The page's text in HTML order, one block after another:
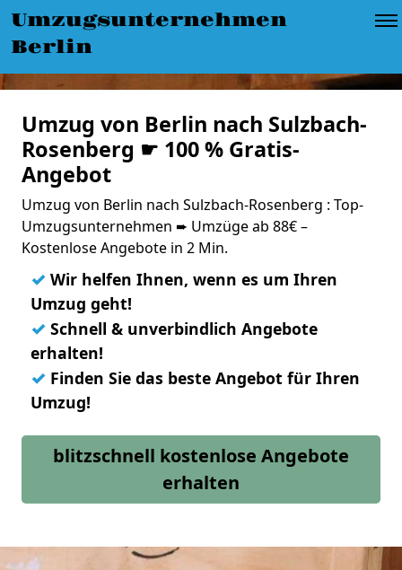
Umzugsunternehmen
Berlin
Umzug von Berlin nach Sulzbach-
Rosenberg ☛ 100 % Gratis-
Angebot
Umzug von Berlin nach Sulzbach-Rosenberg : Top-
Umzugsunternehmen ➨ Umzüge ab 88€ –
Kostenlose Angebote in 2 Min.
✓ Wir helfen Ihnen, wenn es um Ihren
Umzug geht!
✓ Schnell & unverbindlich Angebote
erhalten!
✓ Finden Sie das beste Angebot für Ihren
Umzug!
blitzschnell kostenlose Angebote
erhalten